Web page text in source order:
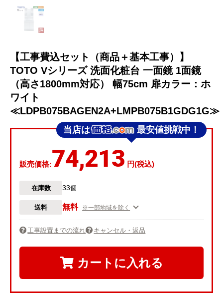
【工事費込セット（商品＋基本工事）】
TOTO Vシリーズ 洗面化粧台 一面鏡 1面鏡
（高さ1800mm対応） 幅75cm 扉カラー：ホ
ワイト
≪LDPB075BAGEN2A+LMPB075B1GDG1G≫
当店は 最安値挑戦中！
販売価格:74,213 円(税込)
在庫数 33個
送料 無料 ※一部地域を除く
工事設置までの流れ キャンセル・返品
カートに入れる